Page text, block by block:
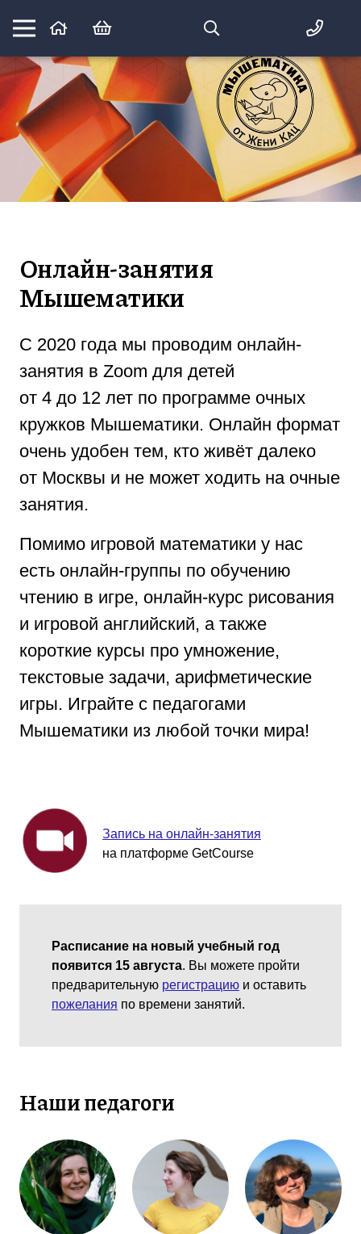
Математика вприпрыжку:
идеи и игры для детей и их родителей
Онлайн-занятия
Мышематики
С 2020 года мы проводим онлайн-
занятия в Zoom для детей
от 4 до 12 лет по программе очных
кружков Мышематики. Онлайн формат
очень удобен тем, кто живёт далеко
от Москвы и не может ходить на очные
занятия.
Помимо игровой математики у нас
есть онлайн-группы по обучению
чтению в игре, онлайн-курс рисования
и игровой английский, а также
короткие курсы про умножение,
текстовые задачи, арифметические
игры. Играйте с педагогами
Мышематики из любой точки мира!
Запись на онлайн-занятия
на платформе GetCourse
Расписание на новый учебный год
появится 15 августа. Вы можете пройти
предварительную регистрацию и оставить
пожелания по времени занятий.
Наши педагоги